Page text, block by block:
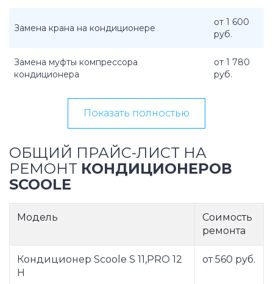
Замена крана на кондиционере
от 1 600
руб.
Замена муфты компрессора
кондиционера
от 1 780
руб.
Показать полностью
ОБЩИЙ ПРАЙС-ЛИСТ НА
РЕМОНТ КОНДИЦИОНЕРОВ
SCOOLE
Модель
Соимость
ремонта
Кондиционер Scoole S 11,PRO 12
H
от 560 руб.